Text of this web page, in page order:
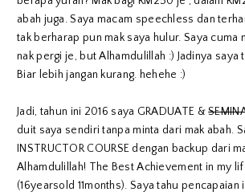
abah juga. Saya macam speechless dan
tak berharap pun mak saya hulur. Saya cuma
nak pergi je, but Alhamdulillah :) Jadinya saya
Biar lebih jangan kurang. hehehe :)
Jadi, tahun ini 2016 saya GRADUATE &
duit saya sendiri tanpa minta dari mak abah.
INSTRUCTOR COURSE dengan backup dari
Alhamdulillah! The Best Achievement in my
(16yearsold 11months). Saya tahu